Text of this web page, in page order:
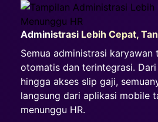
Administrasi Lebih Cepat,
Semua administrasi karyawan
otomatis dan terintegrasi.
hingga akses slip gaji,
langsung dari aplikasi mobile
menunggu HR.